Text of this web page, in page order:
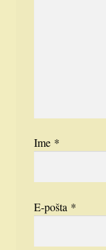
Ime *
E-pošta *